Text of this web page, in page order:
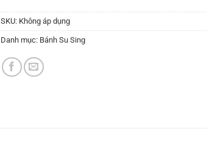
SKU: Không áp dụng
Danh mục: Bánh Su Sing